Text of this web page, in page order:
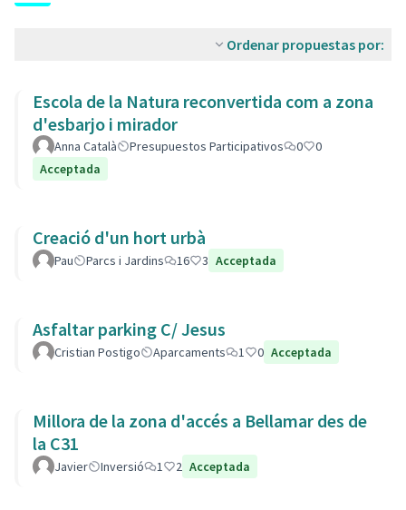
Ordenar propuestas por:
Escola de la Natura reconvertida com a zona
d'esbarjo i mirador
Anna Català Presupuestos Participativos 0
0
Acceptada
Creació d'un hort urbà
Pau Parcs i Jardins 16 3 Acceptada
Asfaltar parking C/ Jesus
Cristian Postigo Aparcaments 1 0 Acceptada
Millora de la zona d'accés a Bellamar des de
la C31
Javier Inversió 1 2 Acceptada